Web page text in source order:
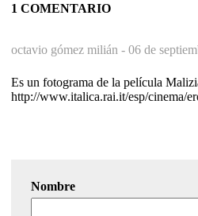
1 COMENTARIO
octavio gómez milián - 06 de
Es un fotograma de la película
http://www.italica.rai.it/esp/cinema/
Nombre